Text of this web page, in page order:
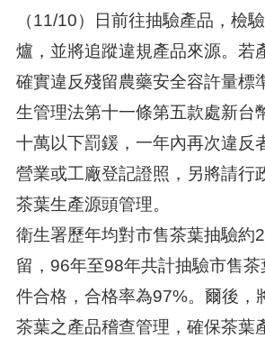
（11/10）日前往抽驗產品，檢
爐，並將追蹤違規產品來源。若
確實違反殘留農藥安全容許量標
生管理法第十一條第五款處新台
十萬以下罰鍰，一年內再次違反
營業或工廠登記證照，另將請行
茶葉生產源頭管理。
衛生署歷年均對市售茶葉抽驗約
留，96年至98年共計抽驗市售
件合格，合格率為97%。爾後，
茶葉之產品稽查管理，確保茶葉